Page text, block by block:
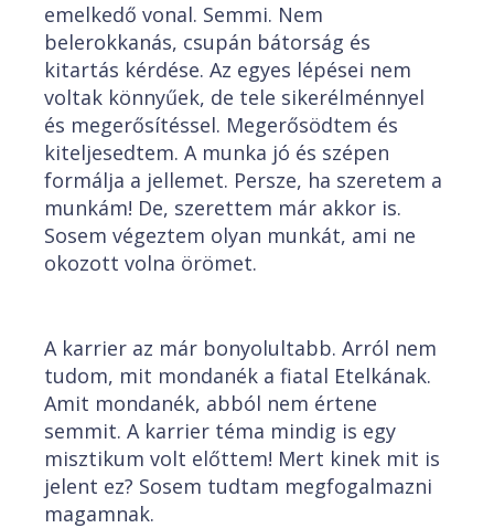
emelkedő vonal. Semmi. Nem
belerokkanás, csupán bátorság és
kitartás kérdése. Az egyes lépései nem
voltak könnyűek, de tele sikerélménnyel
és megerősítéssel. Megerősödtem és
kiteljesedtem. A munka jó és szépen
formálja a jellemet. Persze, ha szeretem a
munkám! De, szerettem már akkor is.
Sosem végeztem olyan munkát, ami ne
okozott volna örömet.
A karrier az már bonyolultabb. Arról nem
tudom, mit mondanék a fiatal Etelkának.
Amit mondanék, abból nem értene
semmit. A karrier téma mindig is egy
misztikum volt előttem! Mert kinek mit is
jelent ez? Sosem tudtam megfogalmazni
magamnak.